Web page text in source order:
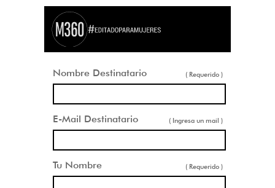
Nombre Destinatario ( Requerido )
E-Mail Destinatario ( Ingresa un mail )
Tu Nombre ( Requerido )